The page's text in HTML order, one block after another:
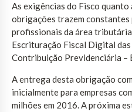
As exigências do Fisco quanto
obrigações trazem constantes
profissionais da área
Escrituração Fiscal Digital
Contribuição Previdenciária –
A entrega desta obrigação
inicialmente para empresas
milhões em 2016. A próxima